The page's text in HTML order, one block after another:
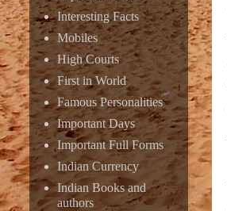
Interesting Facts
Mobiles
High Courts
First in World
Famous Personalities
Important Days
Important Full Forms
Indian Currency
Indian Books and
authors